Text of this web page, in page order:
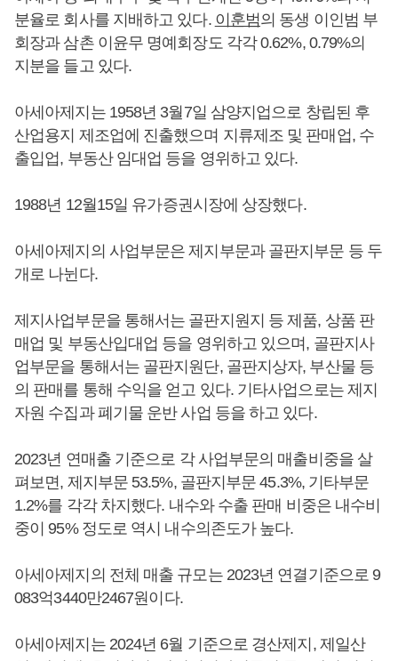
분율로 회사를 지배하고 있다. 이훈범의 동생 이인범 부
회장과 삼촌 이윤무 명예회장도 각각 0.62%, 0.79%의
지분을 들고 있다.
아세아제지는 1958년 3월7일 삼양지업으로 창립된 후
산업용지 제조업에 진출했으며 지류제조 및 판매업, 수
출입업, 부동산 임대업 등을 영위하고 있다.
1988년 12월15일 유가증권시장에 상장했다.
아세아제지의 사업부문은 제지부문과 골판지부문 등 두
개로 나뉜다.
제지사업부문을 통해서는 골판지원지 등 제품, 상품 판
매업 및 부동산입대업 등을 영위하고 있으며, 골판지사
업부문을 통해서는 골판지원단, 골판지상자, 부산물 등
의 판매를 통해 수익을 얻고 있다. 기타사업으로는 제지
자원 수집과 폐기물 운반 사업 등을 하고 있다.
2023년 연매출 기준으로 각 사업부문의 매출비중을 살
펴보면, 제지부문 53.5%, 골판지부문 45.3%, 기타부문
1.2%를 각각 차지했다. 내수와 수출 판매 비중은 내수비
중이 95% 정도로 역시 내수의존도가 높다.
아세아제지의 전체 매출 규모는 2023년 연결기준으로 9
083억3440만2467원이다.
아세아제지는 2024년 6월 기준으로 경산제지, 제일산